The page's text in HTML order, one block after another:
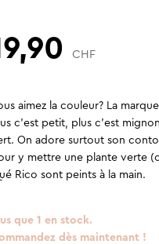
CHF
aimez la couleur? La
c’est petit, plus c’est
On adore surtout son
y mettre une plante verte
Rico sont peints à la main.
que 1 en stock.
dès maintenant !